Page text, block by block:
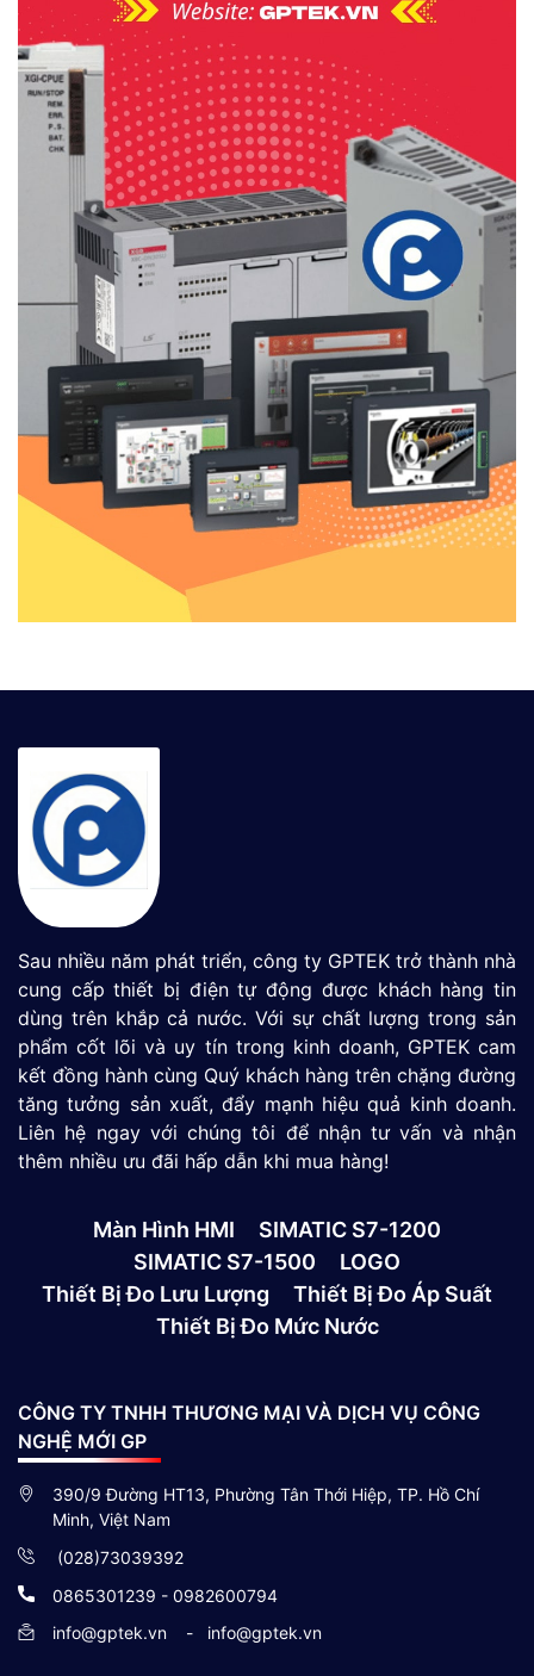
Sau nhiều năm phát triển, công ty GPTEK trở thành nhà
cung cấp thiết bị điện tự động được khách hàng tin
dùng trên khắp cả nước. Với sự chất lượng trong sản
phẩm cốt lõi và uy tín trong kinh doanh, GPTEK cam
kết đồng hành cùng Quý khách hàng trên chặng đường
tăng tưởng sản xuất, đẩy mạnh hiệu quả kinh doanh.
Liên hệ ngay với chúng tôi để nhận tư vấn và nhận
thêm nhiều ưu đãi hấp dẫn khi mua hàng!
Màn Hình HMI
SIMATIC S7-1200
SIMATIC S7-1500
LOGO
Thiết Bị Đo Lưu Lượng
Thiết Bị Đo Áp Suất
Thiết Bị Đo Mức Nước
CÔNG TY TNHH THƯƠNG MẠI VÀ DỊCH VỤ CÔNG
NGHỆ MỚI GP
390/9 Đường HT13, Phường Tân Thới Hiệp, TP. Hồ Chí
Minh, Việt Nam
(028)73039392
0865301239 - 0982600794
info@gptek.vn
- info@gptek.vn